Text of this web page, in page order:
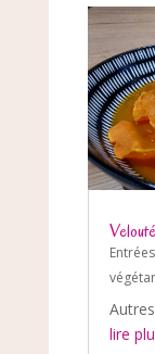
lire